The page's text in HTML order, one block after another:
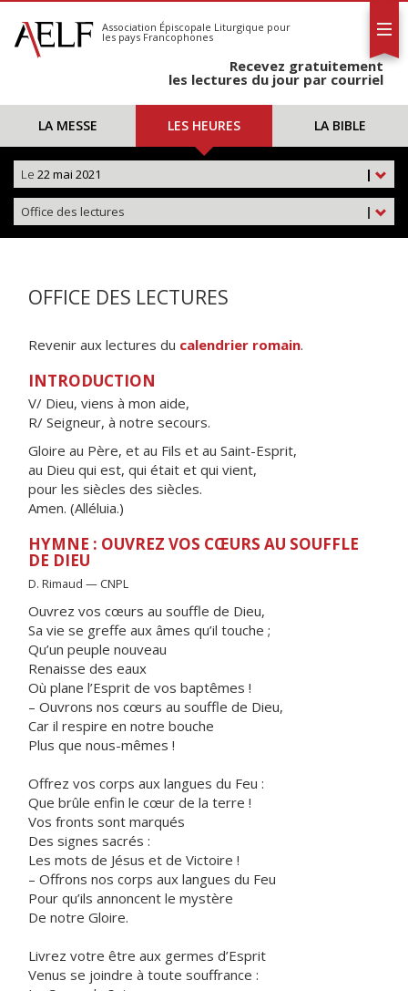
S'abonner
Calendrier
Association Épiscopale Liturgique pour
les pays Francophones
Recevez gratuitement
les lectures du jour par courriel
LA MESSE LES HEURES LA BIBLE
|
Le 22 mai 2021
|
Office des lectures
OFFICE DES LECTURES
Revenir aux lectures du calendrier romain.
INTRODUCTION
V/ Dieu, viens à mon aide,
R/ Seigneur, à notre secours.
Gloire au Père, et au Fils et au Saint-Esprit,
au Dieu qui est, qui était et qui vient,
pour les siècles des siècles.
Amen. (Alléluia.)
HYMNE : OUVREZ VOS CŒURS AU SOUFFLE
DE DIEU
D. Rimaud — CNPL
Ouvrez vos cœurs au souffle de Dieu,
Sa vie se greffe aux âmes qu’il touche ;
Qu’un peuple nouveau
Renaisse des eaux
Où plane l’Esprit de vos baptêmes !
– Ouvrons nos cœurs au souffle de Dieu,
Car il respire en notre bouche
Plus que nous-mêmes !
Offrez vos corps aux langues du Feu :
Que brûle enfin le cœur de la terre !
Vos fronts sont marqués
Des signes sacrés :
Les mots de Jésus et de Victoire !
– Offrons nos corps aux langues du Feu
Pour qu’ils annoncent le mystère
De notre Gloire.
Livrez votre être aux germes d’Esprit
Venus se joindre à toute souffrance :